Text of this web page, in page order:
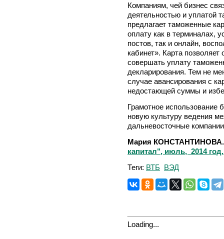
Компаниям, чей бизнес
деятельностью и уплатой
предлагает таможенные
оплату как в терминалах,
постов, так и онлайн,
кабинет». Карта позволяет
совершать уплату
декларирования. Тем не
случае авансирования с
недостающей суммы и
Грамотное использование
новую культуру ведения
дальневосточные
Мария КОНСТАНТИНОВА
капитал", июль, 2014 год.
Теги: ВТБ ВЭД
Loading...